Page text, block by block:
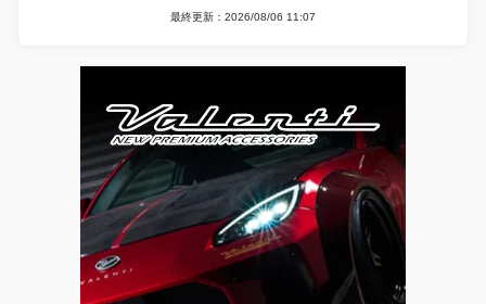
最終更新：2026/08/06 11:07